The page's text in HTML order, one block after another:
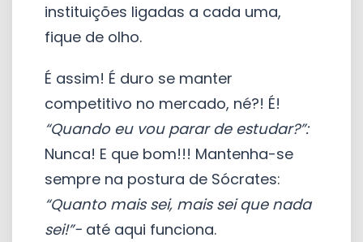
instituições ligadas a cada uma,
fique de olho.
É assim! É duro se manter
competitivo no mercado, né?! É!
“Quando eu vou parar de estudar?”:
Nunca! E que bom!!! Mantenha-se
sempre na postura de Sócrates:
“Quanto mais sei, mais sei que nada
sei!”- até aqui funciona.